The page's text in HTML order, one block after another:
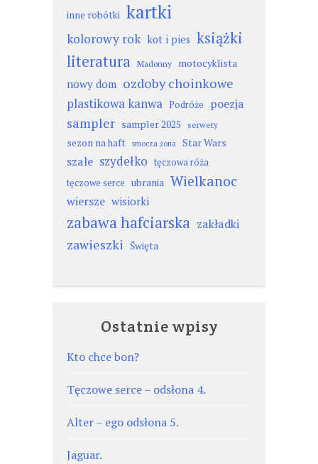
inne robótki kartki
kolorowy rok kot i pies książki
literatura Madonny motocyklista
nowy dom ozdoby choinkowe
plastikowa kanwa Podróże poezja
sampler sampler 2025 serwety
sezon na haft smocza żona Star Wars
szale szydełko tęczowa róża
tęczowe serce ubrania Wielkanoc
wiersze wisiorki
zabawa hafciarska zakładki
zawieszki Święta
Ostatnie wpisy
Kto chce bon?
Tęczowe serce – odsłona 4.
Alter – ego odsłona 5.
Jaguar.